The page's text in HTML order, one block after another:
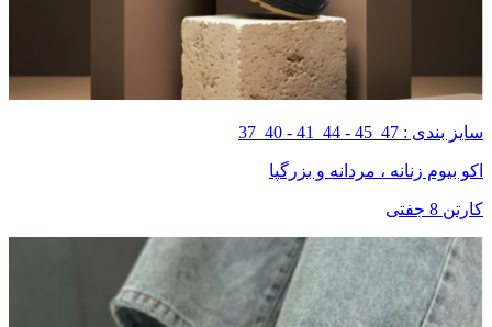
سایز بندی : 47_45 - 44_41 - 40_37
اکو بیوم زنانه ، مردانه و بزرگپا
کارتن 8 جفتی